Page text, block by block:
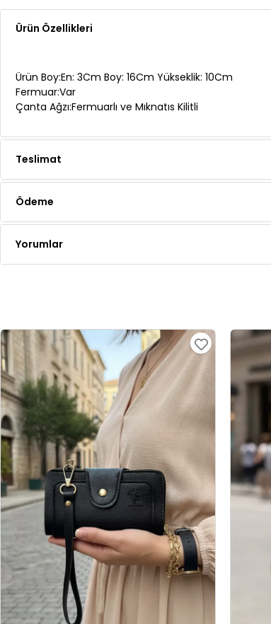
Koleksiyona Ekle
Ürün Boy:En: 3Cm Boy: 16Cm Yükseklik: 10Cm
Çanta Ağzı:Fermuarlı ve Mıknatıs Kilitli